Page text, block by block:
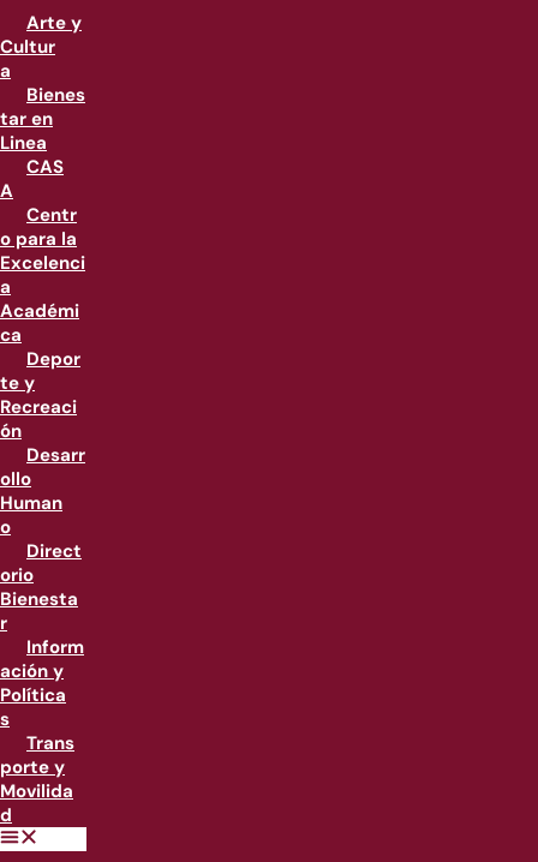
Arte y
Cultur
a
Bienes
tar en
Linea
CAS
A
Centr
o para la
Excelenci
a
Académi
ca
Depor
te y
Recreaci
ón
Desarr
ollo
Human
o
Direct
orio
Bienesta
r
Inform
ación y
Política
s
Trans
porte y
Movilida
d